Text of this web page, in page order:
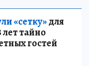
«сетку»для
тайно
гостей